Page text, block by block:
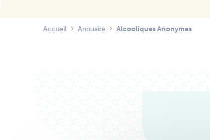
Accueil Annuaire Alcooliques Anonymes